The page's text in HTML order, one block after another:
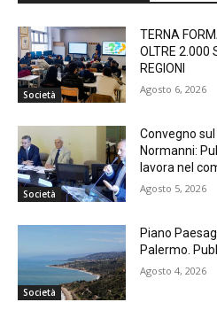
Società
TERNA
OLTRE 2.000
REGIONI
Agosto 6, 2026
Società
Convegno
Normanni:
lavora nel
Agosto 5, 2026
Società
Piano
Palermo.
Agosto 4, 2026